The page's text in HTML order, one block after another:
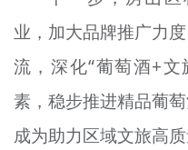
业，加大品牌推广力
流，深化“葡萄酒+
素，稳步推进精品葡
成为助力区域文旅高质